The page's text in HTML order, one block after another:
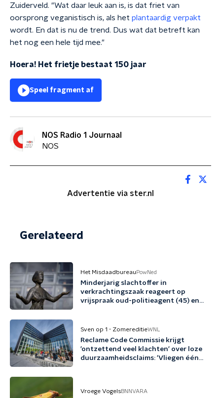
Zuiderveld. "Wat daar leuk aan is, is dat friet van
oorsprong veganistisch is, als het plantaardig verpakt
wordt. En dat is nu de trend. Dus wat dat betreft kan
het nog een hele tijd mee."
Hoera! Het frietje bestaat 150 jaar
Speel fragment af
NOS Radio 1 Journaal
NOS
Advertentie via ster.nl
Gerelateerd
Het Misdaadbureau PowNed
Minderjarig slachtoffer in
verkrachtingszaak reageert op
vrijspraak oud-politieagent (45) en
Sven op 1 - ZomereditieWNL
Reclame Code Commissie krijgt
'ontzettend veel klachten' over loze
duurzaamheidsclaims: 'Vliegen één
Vroege VogelsBNNVARA